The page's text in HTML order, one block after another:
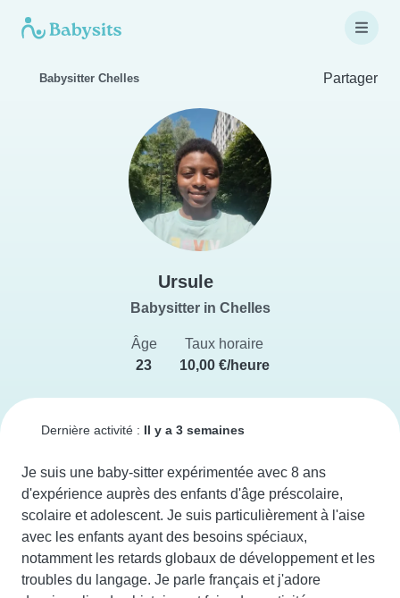
Babysitter Chelles Partager
Ursule
Babysitter in Chelles
Âge
23
Taux horaire
10,00 €/heure
Dernière activité : Il y a 3 semaines
Je suis une baby-sitter expérimentée avec 8 ans
d'expérience auprès des enfants d'âge préscolaire,
scolaire et adolescent. Je suis particulièrement à l'aise
avec les enfants ayant des besoins spéciaux,
notamment les retards globaux de développement et les
troubles du langage. Je parle français et j'adore